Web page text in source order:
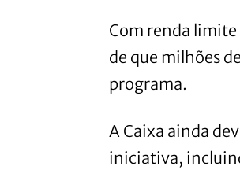
Com renda
de que milhões
programa.
A Caixa ainda
iniciativa,